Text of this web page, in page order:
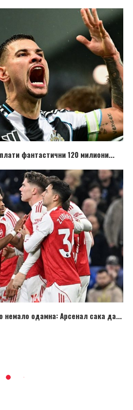
фантастични 120 милиони...
немало одамна: Арсенал сака да...